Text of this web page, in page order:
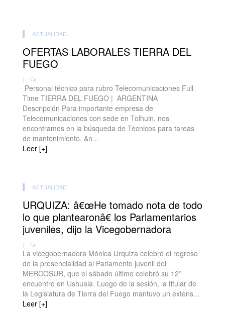
ACTUALIDAD
OFERTAS LABORALES TIERRA DEL
FUEGO
| -
Personal técnico para rubro Telecomunicaciones Full
Time TIERRA DEL FUEGO | ARGENTINA
Descripción Para importante empresa de
Telecomunicaciones con sede en Tolhuin, nos
encontramos en la búsqueda de Técnicos para tareas
de mantenimiento. &n...
Leer [+]
ACTUALIDAD
URQUIZA: â€œHe tomado nota de todo
lo que plantearonâ€ los Parlamentarios
juveniles, dijo la Vicegobernadora
| -
La vicegobernadora Mónica Urquiza celebró el regreso
de la presencialidad al Parlamento juvenil del
MERCOSUR, que el sábado último celebró su 12°
encuentro en Ushuaia. Luego de la sesión, la titular de
la Legislatura de Tierra del Fuego mantuvo un extens...
Leer [+]